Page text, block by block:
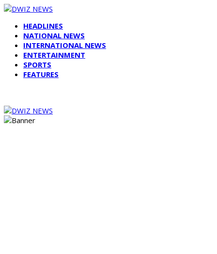
HEADLINES
NATIONAL NEWS
INTERNATIONAL NEWS
ENTERTAINMENT
SPORTS
FEATURES